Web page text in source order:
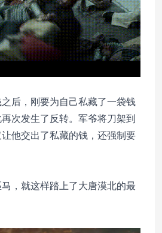
后，刚要为自己私藏了一袋钱
次发生了反转。军爷将刀架到
他交出了私藏的钱，还强制要
，就这样踏上了大唐漠北的最